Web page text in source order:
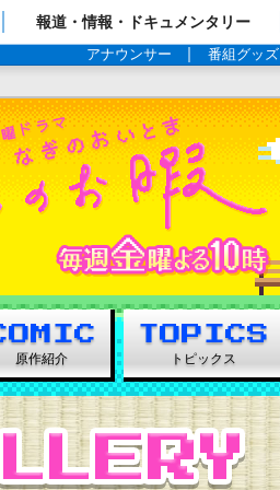
報道・情報・ドキュメンタリー
アナウンサー 番組グッズ
原作紹介 トピックス